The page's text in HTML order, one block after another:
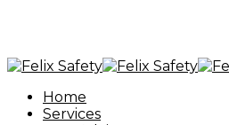
Home
Services